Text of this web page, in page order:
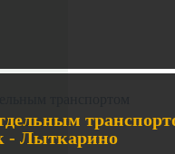
- Лыткарино